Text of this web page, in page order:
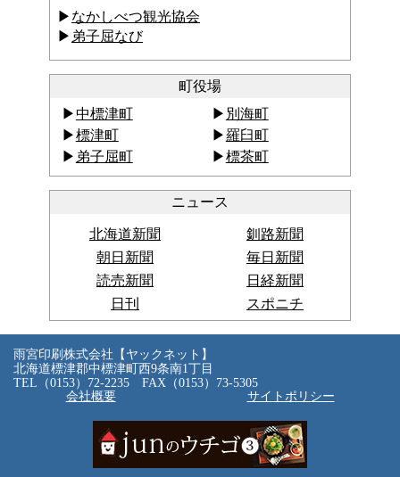
なかしべつ観光協会
弟子屈なび
町役場
中標津町
別海町
標津町
羅臼町
弟子屈町
標茶町
ニュース
北海道新聞
釧路新聞
朝日新聞
毎日新聞
読売新聞
日経新聞
日刊
スポニチ
雨宮印刷株式会社【ヤックネット】
北海道標津郡中標津町西9条南1丁目
TEL（0153）72-2235
FAX（0153）73-5305
会社概要
サイトポリシー